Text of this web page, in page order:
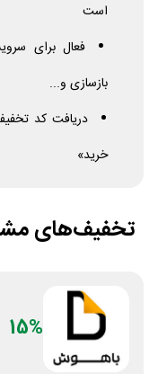
است
فعال برای
بازسازی و...
دریافت کد
خرید»
تخفیف‌های
15%